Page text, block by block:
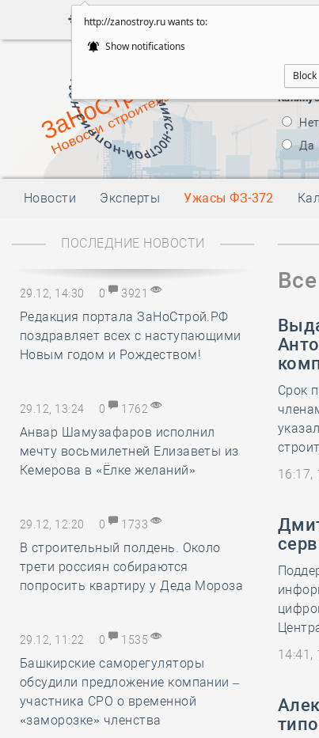
http://zanostroy.ru wants to:
Show notifications
Block
Войти Поиск
Будут
Нет
Да
Новости Эксперты Ужасы ФЗ-372
ПОСЛЕДНИЕ НОВОСТИ
29.12, 14:30 0 3921
Редакция портала ЗаНоСтрой.РФ
поздравляет всех с наступающими
Новым годом и Рождеством!
29.12, 13:24 0 1762
Анвар Шамузафаров исполнил
мечту восьмилетней Елизаветы из
Кемерова в «Ёлке желаний»
29.12, 12:20 0 1733
В строительный полдень. Около
трети россиян собираются
попросить квартиру у Деда Мороза
29.12, 11:22 0 1535
Башкирские саморегуляторы
обсудили предложение компании –
участника СРО о временной
«заморозке» членства
Срок
16:17,
14:41,